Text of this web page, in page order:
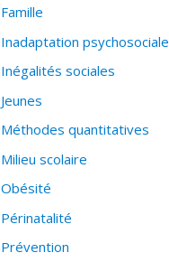
Famille
Inadaptation psychosociale
Inégalités sociales
Jeunes
Méthodes quantitatives
Milieu scolaire
Obésité
Périnatalité
Prévention